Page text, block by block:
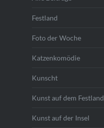
Festland
Foto der Woche
Katzenkomödie
Kunscht
Kunst auf dem Festland
Kunst auf der Insel